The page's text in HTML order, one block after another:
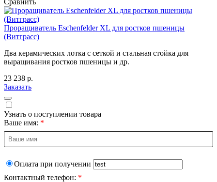
Проращиватель Eschenfelder XL для ростков пшеницы
(Витграсс)
Два керамических лотка с сеткой и стальная стойка для
выращивания ростков пшеницы и др.
23 238 р.
Заказать
Узнать о поступлении товара
Ваше имя:
Оплата при получении
Контактный телефон: